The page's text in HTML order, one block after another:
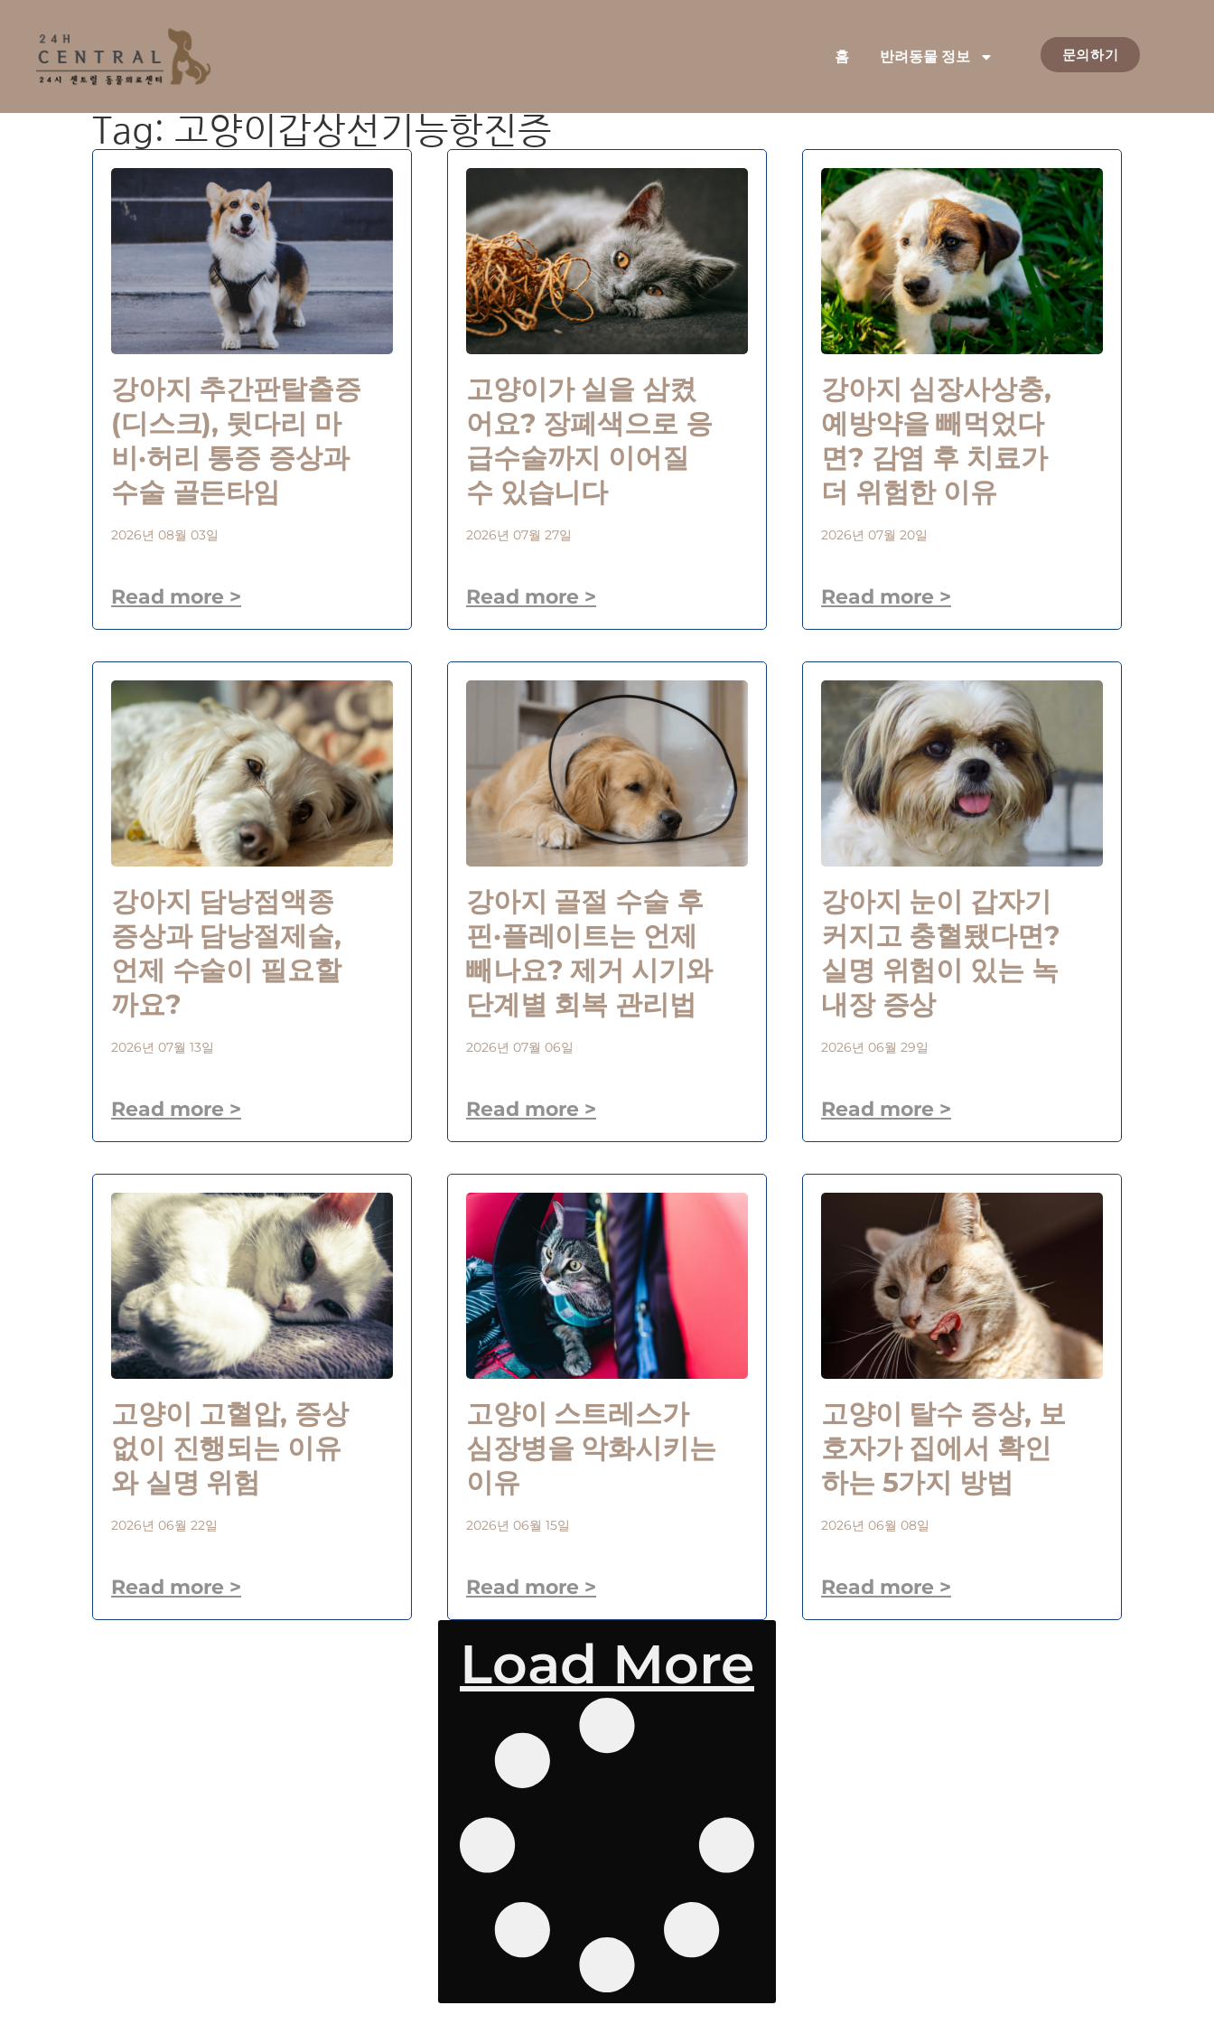
홈 반려동물 정보 문의하기
Tag: 고양이갑상선기능항진증
강아지 추간판탈출증
(디스크), 뒷다리 마
비·허리 통증 증상과
수술 골든타임
2026년 08월 03일
Read more >
고양이가 실을 삼켰
어요? 장폐색으로 응
급수술까지 이어질
수 있습니다
2026년 07월 27일
Read more >
강아지 심장사상충,
예방약을 빼먹었다
면? 감염 후 치료가
더 위험한 이유
2026년 07월 20일
Read more >
강아지 담낭점액종
증상과 담낭절제술,
언제 수술이 필요할
까요?
2026년 07월 13일
Read more >
강아지 골절 수술 후
핀·플레이트는 언제
빼나요? 제거 시기와
단계별 회복 관리법
2026년 07월 06일
Read more >
강아지 눈이 갑자기
커지고 충혈됐다면?
실명 위험이 있는 녹
내장 증상
2026년 06월 29일
Read more >
고양이 고혈압, 증상
없이 진행되는 이유
와 실명 위험
2026년 06월 22일
Read more >
고양이 스트레스가
심장병을 악화시키는
이유
2026년 06월 15일
Read more >
고양이 탈수 증상, 보
호자가 집에서 확인
하는 5가지 방법
2026년 06월 08일
Read more >
Load More